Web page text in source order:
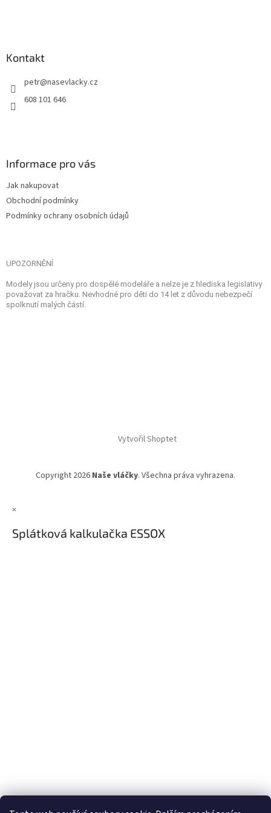
Kontakt
petr@nasevlacky.cz
608 101 646
Informace pro vás
Jak nakupovat
Obchodní podmínky
Podmínky ochrany osobních údajů
UPOZORNĚNÍ
Modely jsou určeny pro dospělé modeláře a nelze je z hlediska legislativy
považovat za hračku. Nevhodné pro děti do 14 let z důvodu nebezpečí
spolknutí malých částí.
Vytvořil Shoptet
Copyright 2026 Naše vláčky. Všechna práva vyhrazena.
×
Splátková kalkulačka ESSOX